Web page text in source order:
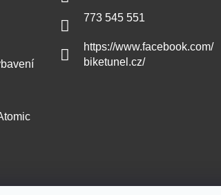
773 545 551
https://www.facebook.com/
biketunel.cz/